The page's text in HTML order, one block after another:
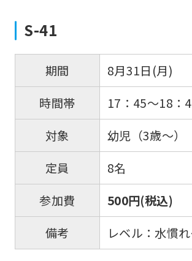
S-41
期間
8月31日(月)
時間帯
17：45～18：
対象
幼児（3歳～）
定員
8名
参加費
500円(税込)
備考
レベル：水慣
this
before
using
the